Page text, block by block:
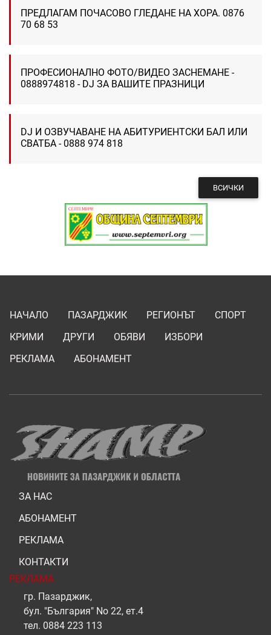
ПРЕДЛАГАМ ПОЧАСОВО ГЛЕДАНЕ НА ХОРА. 0876
70 68 53
ПРОФЕСИОНАЛНО ФОТО/ВИДЕО ЗАСНЕМАНЕ -
0888974818 - DJ ЗА ВАШИТЕ ПРАЗНИЦИ
DJ И ОЗВУЧАВАНЕ НА АБИТУРИЕНТСКИ БАЛ ИЛИ
СВАТБА - 0888 974 818
ВСИЧКИ
НАЧАЛО ПАЗАРДЖИК РЕГИОНЪТ
СПОРТ
КРИМИ
ДРУГИ ОБЯВИ
ИЗБОРИ
РЕКЛАМА
АБОНАМЕНТ
ЗА НАС
АБОНАМЕНТ
РЕКЛАМА
КОНТАКТИ
РЕКЛАМА
гр. Пазарджик,
бул. "България" No 22, ет.4
тел. 0884 223 113